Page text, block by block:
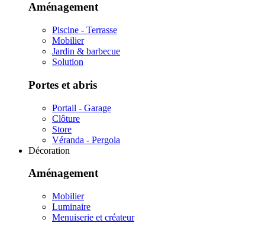
Aménagement
Piscine - Terrasse
Mobilier
Jardin & barbecue
Solution
Portes et abris
Portail - Garage
Clôture
Store
Véranda - Pergola
Décoration
Aménagement
Mobilier
Luminaire
Menuiserie et créateur